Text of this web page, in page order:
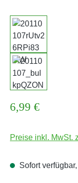
Regulärer Preis:
6,99 €
Preise inkl. MwSt.
Sofort